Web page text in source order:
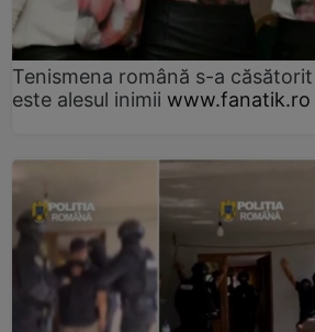
Tenismena română s-a
este alesul inimii www.fanatik.ro